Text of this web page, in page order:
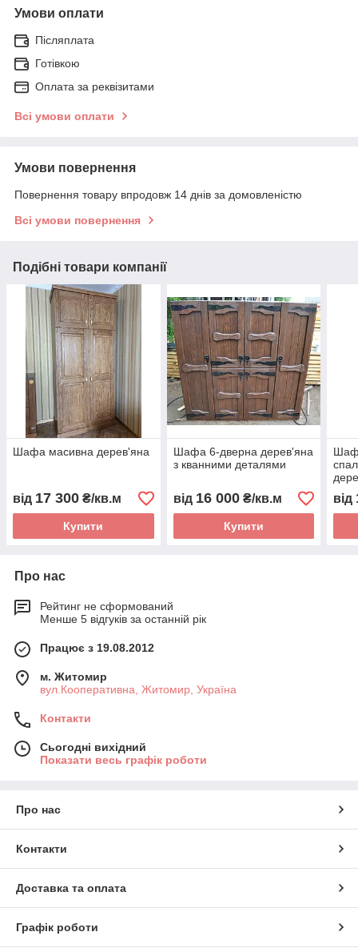
Умови оплати
Післяплата
Готівкою
Оплата за реквізитами
Всі умови оплати
Умови повернення
Повернення товару впродовж 14 днів за домовленістю
Всі умови повернення
Подібні товари компанії
Шафа масивна дерев'яна
від 17 300 ₴/кв.м
Купити
Шафа 6-дверна дерев'яна
з кванними деталями
від 16 000₴/кв.м
Купити
від
Про нас
Рейтинг не сформований
Менше 5 відгуків за останній рік
Працює з 19.08.2012
м. Житомир
вул.Кооперативна, Житомир, Україна
Контакти
Сьогодні вихідний
Показати весь графік роботи
Про нас
Контакти
Доставка та оплата
Графік роботи